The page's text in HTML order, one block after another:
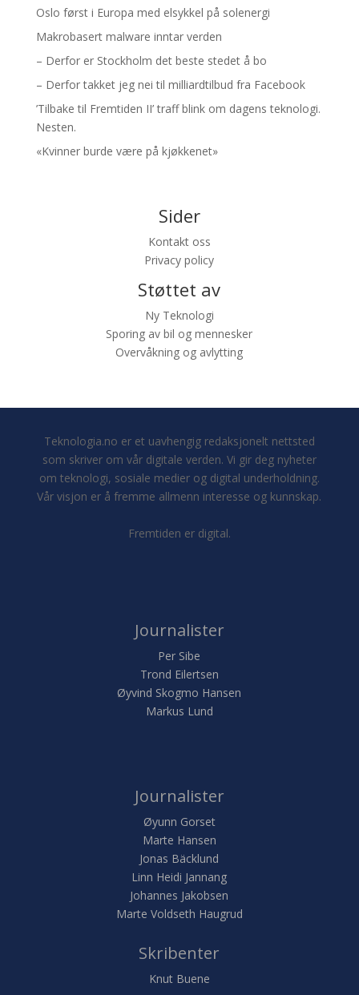
Oslo først i Europa med elsykkel på solenergi
Makrobasert malware inntar verden
– Derfor er Stockholm det beste stedet å bo
– Derfor takket jeg nei til milliardtilbud fra Facebook
’Tilbake til Fremtiden II’ traff blink om dagens teknologi.
Nesten.
«Kvinner burde være på kjøkkenet»
Sider
Kontakt oss
Privacy policy
Støttet av
Ny Teknologi
Sporing av bil og mennesker
Overvåkning og avlytting
Teknologia.no er et uavhengig redaksjonelt nettsted
som skriver om vår digitale verden. Vi gir deg nyheter
om teknologi, sosiale medier og digital underholdning.
Vår visjon er å fremme allmenn interesse og kunnskap.
Fremtiden er digital.
Journalister
Per Sibe
Trond Eilertsen
Øyvind Skogmo Hansen
Markus Lund
Journalister
Øyunn Gorset
Marte Hansen
Jonas Bäcklund
Linn Heidi Jannang
Johannes Jakobsen
Marte Voldseth Haugrud
Skribenter
Knut Buene